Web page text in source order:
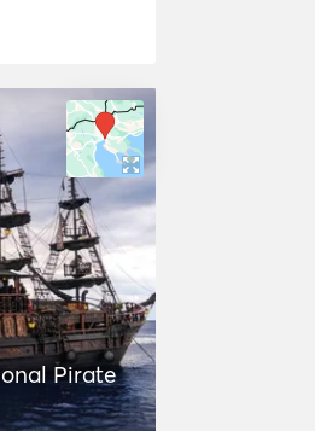
Pirate